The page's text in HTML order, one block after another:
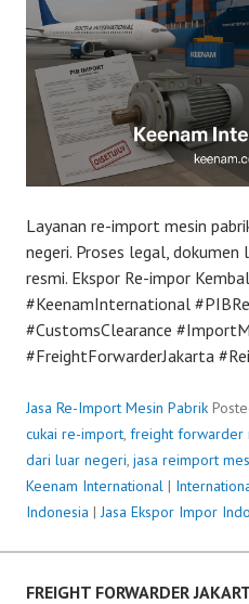
Layanan re-import mesin
negeri. Proses legal, dokumen
resmi. Ekspor Re-impor
#KeenamInternational
#CustomsClearance
#FreightForwarderJakarta
Jasa Re-Import Mesin Pabrik
cukai re-import, freight forwarder
dari luar negeri, jasa reimport
Keenam International |
Indonesia |Jasa Ekspor Impor
FREIGHT FORWARDER